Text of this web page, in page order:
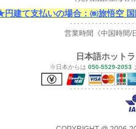
建て支払いの場合：㈱旅悟空
営業時間 《中国時間/
日本語ホット
※日本からは 050-5529-2053